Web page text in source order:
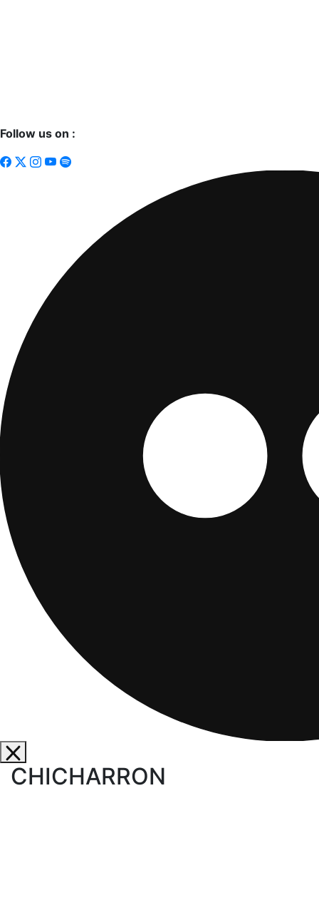
Follow us on :
CHICHARRON